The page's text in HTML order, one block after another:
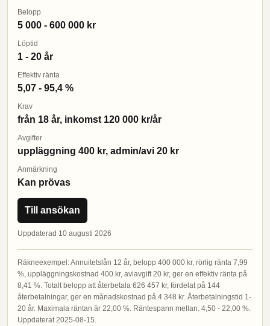
Belopp
5 000 - 600 000 kr
Löptid
1 - 20 år
Effektiv ränta
5,07 - 95,4 %
Krav
från 18 år, inkomst 120 000 kr/år
Avgifter
uppläggning 400 kr, admin/avi 20 kr
Anmärkning
Kan prövas
Till ansökan
Uppdaterad 10 augusti 2026
Räkneexempel: Annuitetslån 12 år, belopp 400 000 kr, rörlig ränta 7,99
%, uppläggningskostnad 400 kr, aviavgift 20 kr, ger en effektiv ränta på
8,41 %. Totalt belopp att återbetala 626 457 kr, fördelat på 144
återbetalningar, ger en månadskostnad på 4 348 kr. Återbetalningstid 1-
20 år. Maximala räntan är 22,00 %. Räntespann mellan: 4,50 - 22,00 %.
Uppdaterat 2025-08-15.